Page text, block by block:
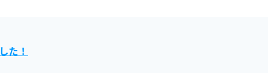
た！